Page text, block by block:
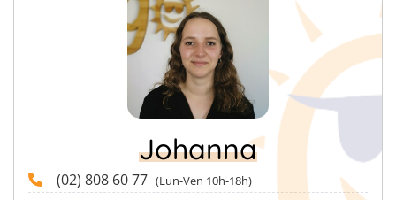
Johanna
(02) 808 60 77 (Lun-Ven 10h-18h)